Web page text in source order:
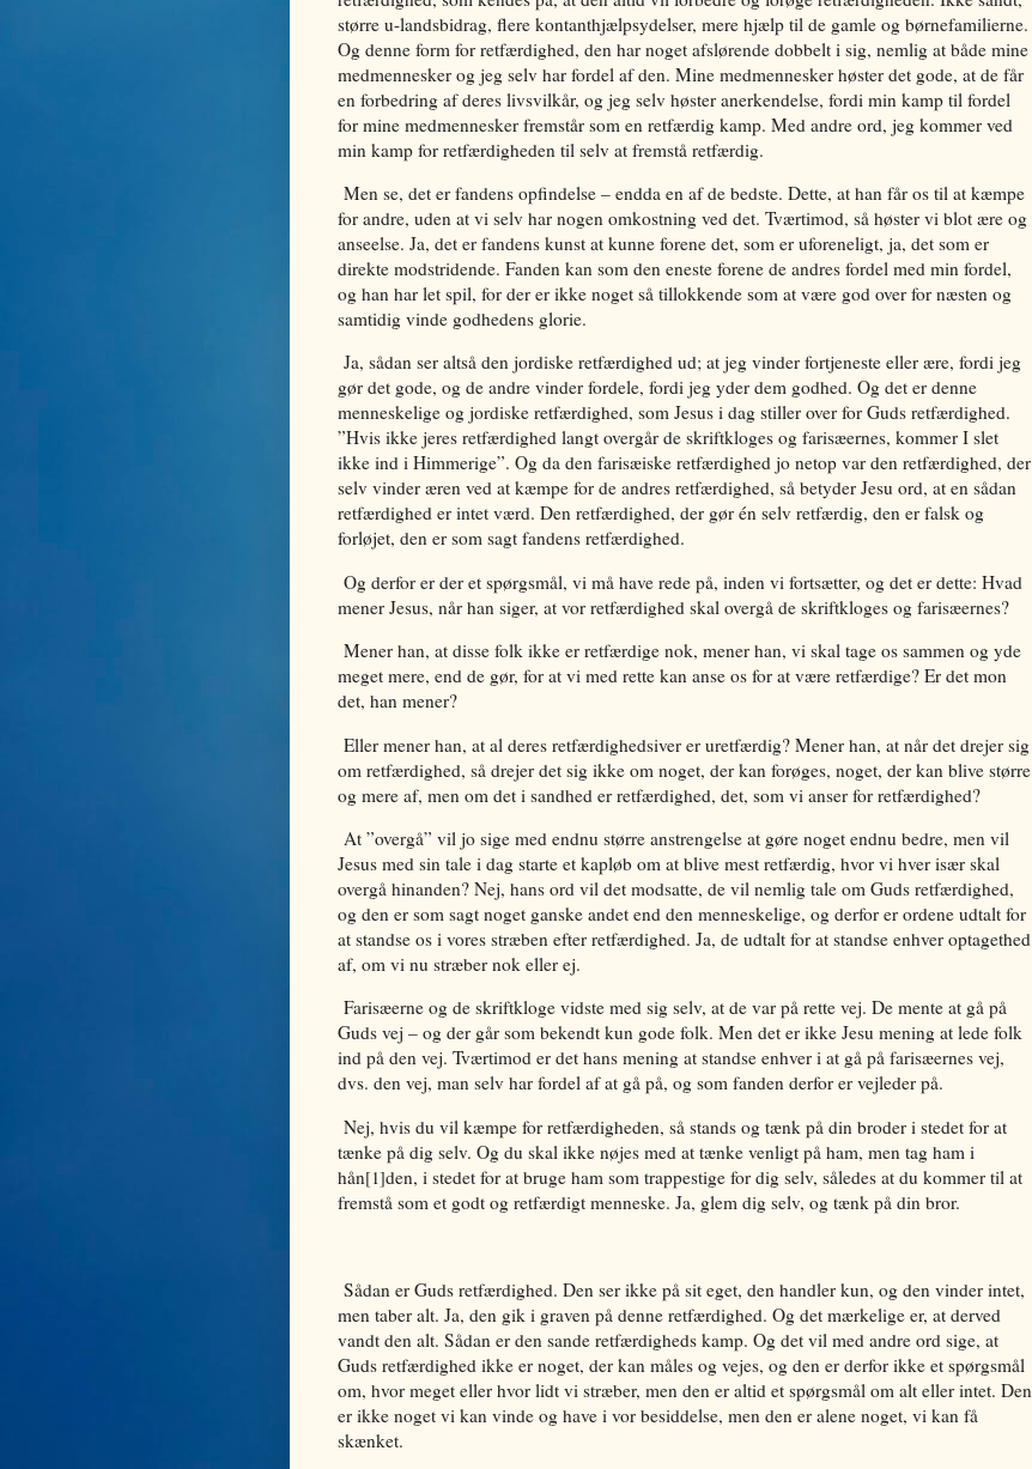
større u-landsbidrag, flere kontanthjælpsydelser, mere hjælp til de gamle og børnefamilierne.
Og denne form for retfærdighed, den har noget afslørende dobbelt i sig, nemlig at både mine
medmennesker og jeg selv har fordel af den. Mine medmennesker høster det gode, at de får
en forbedring af deres livsvilkår, og jeg selv høster anerkendelse, fordi min kamp til fordel
for mine medmennesker fremstår som en retfærdig kamp. Med andre ord, jeg kommer ved
min kamp for retfærdigheden til selv at fremstå retfærdig.
Men se, det er fandens opfindelse – endda en af de bedste. Dette, at han får os til at kæmpe
for andre, uden at vi selv har nogen omkostning ved det. Tværtimod, så høster vi blot ære og
anseelse. Ja, det er fandens kunst at kunne forene det, som er uforeneligt, ja, det som er
direkte modstridende. Fanden kan som den eneste forene de andres fordel med min fordel,
og han har let spil, for der er ikke noget så tillokkende som at være god over for næsten og
samtidig vinde godhedens glorie.
Ja, sådan ser altså den jordiske retfærdighed ud; at jeg vinder fortjeneste eller ære, fordi jeg
gør det gode, og de andre vinder fordele, fordi jeg yder dem godhed. Og det er denne
menneskelige og jordiske retfærdighed, som Jesus i dag stiller over for Guds retfærdighed.
”Hvis ikke jeres retfærdighed langt overgår de skriftkloges og farisæernes, kommer I slet
ikke ind i Himmerige”. Og da den farisæiske retfærdighed jo netop var den retfærdighed, der
selv vinder æren ved at kæmpe for de andres retfærdighed, så betyder Jesu ord, at en sådan
retfærdighed er intet værd. Den retfærdighed, der gør én selv retfærdig, den er falsk og
forløjet, den er som sagt fandens retfærdighed.
Og derfor er der et spørgsmål, vi må have rede på, inden vi fortsætter, og det er dette: Hvad
mener Jesus, når han siger, at vor retfærdighed skal overgå de skriftkloges og farisæernes?
Mener han, at disse folk ikke er retfærdige nok, mener han, vi skal tage os sammen og yde
meget mere, end de gør, for at vi med rette kan anse os for at være retfærdige? Er det mon
det, han mener?
Eller mener han, at al deres retfærdighedsiver er uretfærdig? Mener han, at når det drejer sig
om retfærdighed, så drejer det sig ikke om noget, der kan forøges, noget, der kan blive større
og mere af, men om det i sandhed er retfærdighed, det, som vi anser for retfærdighed?
At ”overgå” vil jo sige med endnu større anstrengelse at gøre noget endnu bedre, men vil
Jesus med sin tale i dag starte et kapløb om at blive mest retfærdig, hvor vi hver især skal
overgå hinanden? Nej, hans ord vil det modsatte, de vil nemlig tale om Guds retfærdighed,
og den er som sagt noget ganske andet end den menneskelige, og derfor er ordene udtalt for
at standse os i vores stræben efter retfærdighed. Ja, de udtalt for at standse enhver optagethed
af, om vi nu stræber nok eller ej.
Farisæerne og de skriftkloge vidste med sig selv, at de var på rette vej. De mente at gå på
Guds vej – og der går som bekendt kun gode folk. Men det er ikke Jesu mening at lede folk
ind på den vej. Tværtimod er det hans mening at standse enhver i at gå på farisæernes vej,
dvs. den vej, man selv har fordel af at gå på, og som fanden derfor er vejleder på.
Nej, hvis du vil kæmpe for retfærdigheden, så stands og tænk på din broder i stedet for at
tænke på dig selv. Og du skal ikke nøjes med at tænke venligt på ham, men tag ham i
hån[1]den, i stedet for at bruge ham som trappestige for dig selv, således at du kommer til at
fremstå som et godt og retfærdigt menneske. Ja, glem dig selv, og tænk på din bror.
Sådan er Guds retfærdighed. Den ser ikke på sit eget, den handler kun, og den vinder intet,
men taber alt. Ja, den gik i graven på denne retfærdighed. Og det mærkelige er, at derved
vandt den alt. Sådan er den sande retfærdigheds kamp. Og det vil med andre ord sige, at
Guds retfærdighed ikke er noget, der kan måles og vejes, og den er derfor ikke et spørgsmål
om, hvor meget eller hvor lidt vi stræber, men den er altid et spørgsmål om alt eller intet. Den
er ikke noget vi kan vinde og have i vor besiddelse, men den er alene noget, vi kan få
skænket.